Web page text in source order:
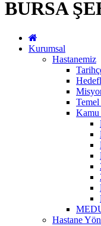
BURSA
Kurumsal
Hastanemiz
Kamu
Hastane